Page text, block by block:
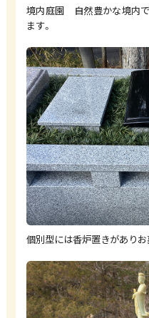
境内庭園 自然豊かな境内
ます。
個別型には香炉置きがありお